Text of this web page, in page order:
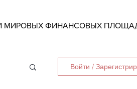
МИРОВЫХ ФИНАНСОВЫХ
Войти /